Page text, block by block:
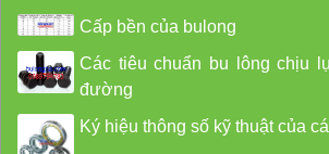
Cấp bền của bulong
Các tiêu chuẩn bu lông chịu
đường
Ký hiệu thông số kỹ thuật của